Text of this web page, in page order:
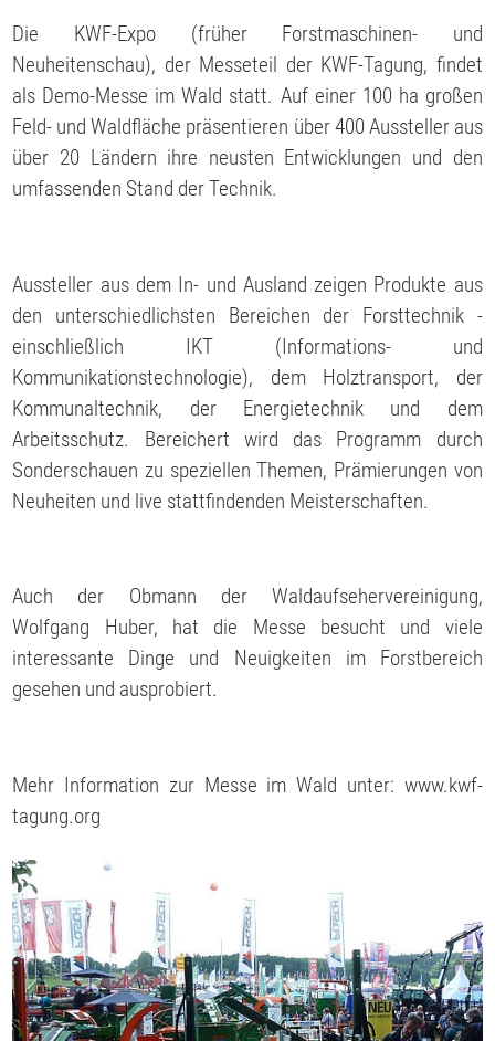
Die KWF-Expo (früher Forstmaschinen- und
Neuheitenschau), der Messeteil der KWF-Tagung, findet
als Demo-Messe im Wald statt. Auf einer 100 ha großen
Feld- und Waldfläche präsentieren über 400 Aussteller aus
über 20 Ländern ihre neusten Entwicklungen und den
umfassenden Stand der Technik.
Aussteller aus dem In- und Ausland zeigen Produkte aus
den unterschiedlichsten Bereichen der Forsttechnik -
einschließlich IKT (Informations- und
Kommunikationstechnologie), dem Holztransport, der
Kommunaltechnik, der Energietechnik und dem
Arbeitsschutz. Bereichert wird das Programm durch
Sonderschauen zu speziellen Themen, Prämierungen von
Neuheiten und live stattfindenden Meisterschaften.
Auch der Obmann der Waldaufsehervereinigung,
Wolfgang Huber, hat die Messe besucht und viele
interessante Dinge und Neuigkeiten im Forstbereich
gesehen und ausprobiert.
Mehr Information zur Messe im Wald unter: www.kwf-
tagung.org